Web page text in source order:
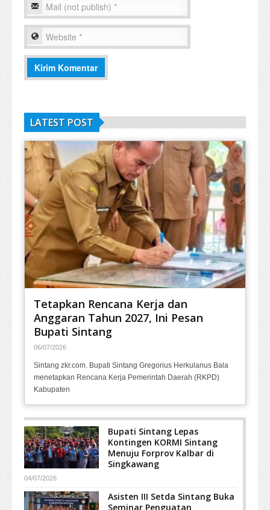
LATEST POST
Tetapkan Rencana Kerja dan
Anggaran Tahun 2027, Ini Pesan
Bupati Sintang
06/07/2026
Sintang zkr.com. Bupati Sintang Gregorius Herkulanus Bala
menetapkan Rencana Kerja Pemerintah Daerah (RKPD)
Kabupaten
Bupati Sintang Lepas
Kontingen KORMI Sintang
Menuju Forprov Kalbar di
Singkawang
04/07/2026
Asisten III Setda Sintang Buka
Seminar Penguatan